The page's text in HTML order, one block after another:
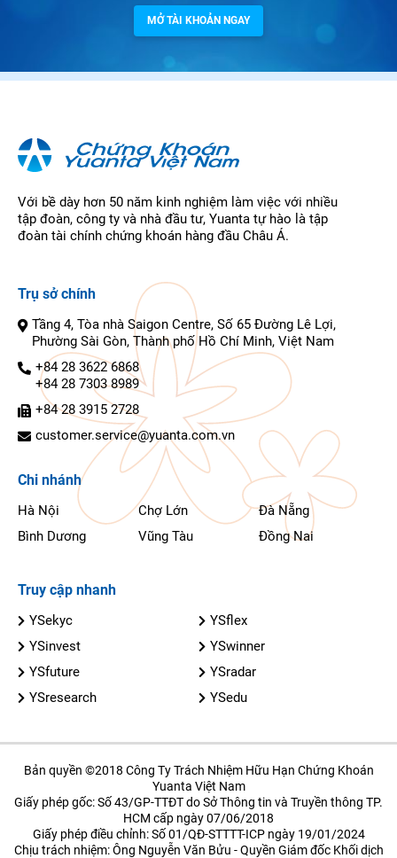
MỞ TÀI KHOẢN NGAY
Với bề dày hơn 50 năm kinh nghiệm làm việc với nhiều
tập đoàn, công ty và nhà đầu tư, Yuanta tự hào là tập
đoàn tài chính chứng khoán hàng đầu Châu Á.
Trụ sở chính
Tầng 4, Tòa nhà Saigon Centre, Số 65 Đường Lê Lợi,
Phường Sài Gòn, Thành phố Hồ Chí Minh, Việt Nam
+84 28 3622 6868
+84 28 7303 8989
+84 28 3915 2728
customer.service@yuanta.com.vn
Chi nhánh
Hà Nội Chợ Lớn
Đà Nẵng
Bình Dương
Vũng Tàu Đồng Nai
Truy cập nhanh
YSekyc
YSflex
YSinvest
YSwinner
YSfuture
YSradar
YSresearch
YSedu
Bản quyền ©2018 Công Ty Trách Nhiệm Hữu Hạn Chứng Khoán
Yuanta Việt Nam
Giấy phép gốc: Số 43/GP-TTĐT do Sở Thông tin và Truyền thông TP.
HCM cấp ngày 07/06/2018
Giấy phép điều chỉnh: Số 01/QĐ-STTTT-ICP ngày 19/01/2024
Chịu trách nhiệm: Ông Nguyễn Văn Bửu - Quyền Giám đốc Khối dịch